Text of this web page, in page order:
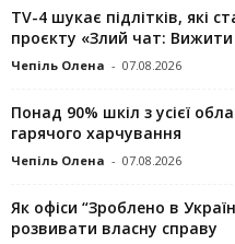
TV-4 шукає підлітків, які
проєкту «Злий чат:
Чепіль Олена - 07.08.2026
Понад 90% шкіл з усієї
гарячого харчування
Чепіль Олена - 07.08.2026
Як офіси “Зроблено в
розвивати власну справу